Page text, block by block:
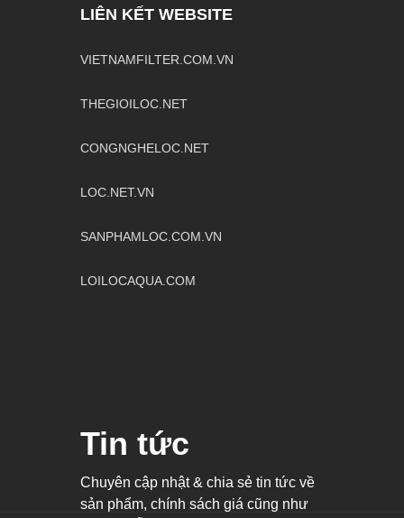
Tin tức
Chuyên cập nhật & chia sẻ tin tức về
sản phẩm, chính sách giá cũng như
LIÊN KẾT WEBSITE
VIETNAMFILTER.COM.VN
THEGIOILOC.NET
CONGNGHELOC.NET
LOC.NET.VN
SANPHAMLOC.COM.VN
LOILOCAQUA.COM